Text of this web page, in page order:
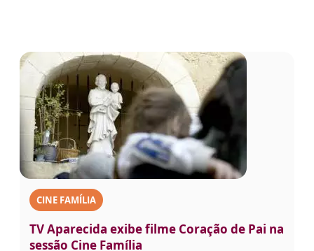
CINE FAMÍLIA
TV Aparecida exibe filme Coração de Pai na
sessão Cine Família